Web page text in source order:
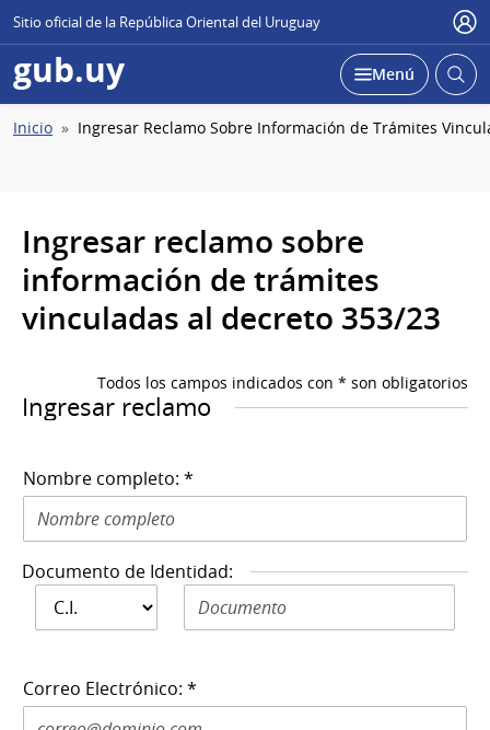
Sitio oficial de la República Oriental del Uruguay
gub.uy Desplegar
Menú Abrir
Ruta
Inicio Ingresar Reclamo Sobre Información de Trámites
Ingresar reclamo sobre
información de trámites
vinculadas al decreto 353/23
Todos los campos indicados con * son obligatorios
Ingresar reclamo
Nombre completo: *
Documento de Identidad:
Documento de
Identidad: *
Documento de Identidad N: *
Correo Electrónico: *